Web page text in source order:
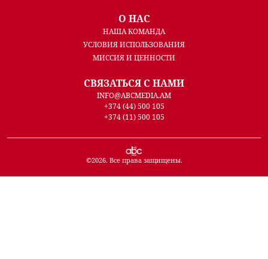
О НАС
НАША КОМАНДА
УСЛОВИЯ ИСПОЛЬЗОВАНИЯ
МИССИЯ И ЦЕННОСТИ
СВЯЗАТЬСЯ С НАМИ
INFO@ABCMEDIA.AM
+374 (44) 500 105
+374 (11) 500 105
©2026. Все права защищены.